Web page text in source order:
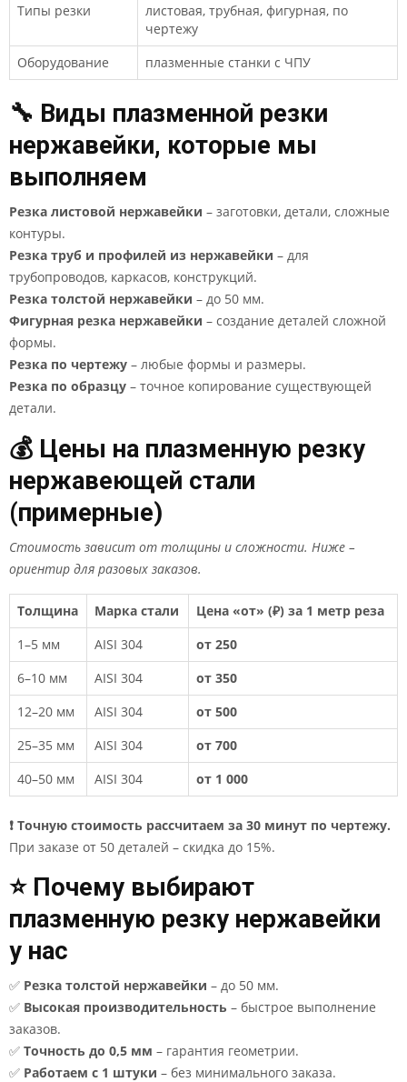
Типы резки
листовая, трубная, фигурная, по
чертежу
Оборудование
плазменные станки с ЧПУ
🔧 Виды плазменной резки
нержавейки, которые мы
выполняем
Резка листовой нержавейки – заготовки, детали, сложные
контуры.
Резка труб и профилей из нержавейки – для
трубопроводов, каркасов, конструкций.
Резка толстой нержавейки – до 50 мм.
Фигурная резка нержавейки – создание деталей сложной
формы.
Резка по чертежу – любые формы и размеры.
Резка по образцу – точное копирование существующей
детали.
💰 Цены на плазменную резку
нержавеющей стали
(примерные)
Стоимость зависит от толщины и сложности. Ниже –
ориентир для разовых заказов.
Толщина Марка стали
Цена «от» (₽) за 1 метр реза
1–5 мм
AISI 304
от 250
6–10 мм
AISI 304
от 350
12–20 мм
AISI 304
от 500
25–35 мм
AISI 304
от 700
40–50 мм
AISI 304 от 1 000
❗ Точную стоимость рассчитаем за 30 минут по чертежу.
При заказе от 50 деталей – скидка до 15%.
⭐ Почему выбирают
плазменную резку нержавейки
у нас
✅ Резка толстой нержавейки – до 50 мм.
✅ Высокая производительность – быстрое выполнение
заказов.
✅ Точность до 0,5 мм – гарантия геометрии.
✅ Работаем с 1 штуки – без минимального заказа.